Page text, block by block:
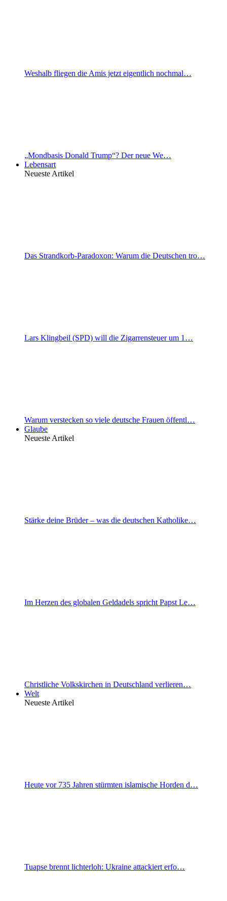
Weshalb fliegen die Amis jetzt eigentlich nochmal…
„Mondbasis Donald Trump“? Der neue We…
Lebensart
Neueste Artikel
Das Strandkorb-Paradoxon: Warum die Deutschen tro…
Lars Klingbeil (SPD) will die Zigarrensteuer um 1…
Warum verstecken so viele deutsche Frauen öffentl…
Glaube
Neueste Artikel
Stärke deine Brüder – was die deutschen Katholike…
Im Herzen des globalen Geldadels spricht Papst Le…
Christliche Volkskirchen in Deutschland verlieren…
Welt
Neueste Artikel
Heute vor 735 Jahren stürmten islamische Horden d…
Tuapse brennt lichterloh: Ukraine attackiert erfo…